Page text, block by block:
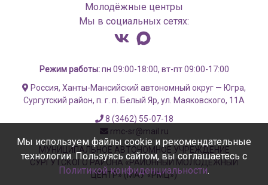
Молодёжные центры
Мы в социальных сетях:
Режим работы:пн 09:00-18:00, вт-пт 09:00-17:00
Россия, Ханты-Мансийский автономный округ — Югра,
Сургутский район, п. г. п. Белый Яр, ул. Маяковского, 11А
8 (3462) 55-07-18
rmc-sr@mail.ru
МУНИЦИПАЛЬНОЕ АВТОНОМНОЕ УЧРЕЖДЕНИЕ
СУРГУТСКОГО РАЙОНА «РАЙОННЫЙ МОЛОДЁЖНЫЙ
ЦЕНТР» (МАУ «РМЦ»)
Мы используем файлы cookie и рекомендательные
технологии. Пользуясь сайтом, вы соглашаетесь с
Политикой конфиденциальности.